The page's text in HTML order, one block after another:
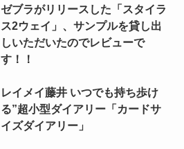
ゼブラがリリースした「スタイラ
ス2ウェイ」、サンプルを貸し出
しいただいたのでレビューで
す！！
レイメイ藤井 いつでも持ち歩け
る”超小型ダイアリー「カードサ
イズダイアリー」